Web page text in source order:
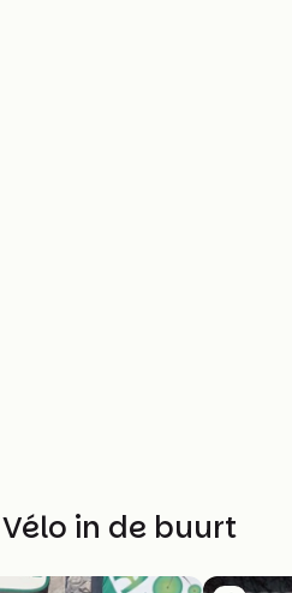
Vélo in de buurt